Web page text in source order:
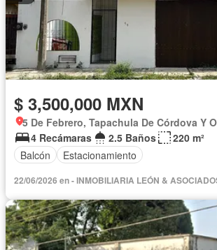
$ 3,500,000 MXN
5 De Febrero, Tapachula De Córdova Y
4 Recámaras
2.5 Baños
220 m²
Balcón
Estacionamiento
22/06/2026 en - INMOBILIARIA LEÓN &